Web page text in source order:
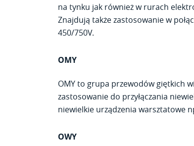
na tynku jak również w rurach
Znajdują także zastosowanie w
450/750V.
OMY
OMY to grupa przewodów giętkich
zastosowanie do przyłączania
niewielkie urządzenia warsztatowe
OWY